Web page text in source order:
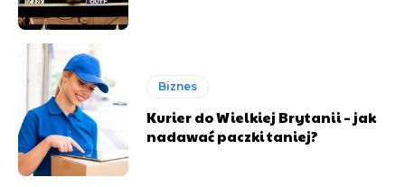
Biznes
Kurier do Wielkiej Brytanii – jak
nadawać paczki taniej?